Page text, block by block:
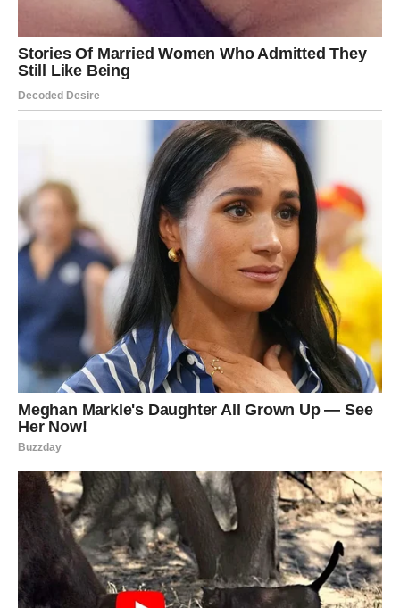
Poruka zvijezda
Vjerujte u lijepe promjene.
ŠKORPIJA
Novo poglavlje
Jedno teško poglavlje ostaje iza vas. Pred vama su
mnogo vedriji i srećniji dani.
Poruka zvijezda
Ostavite prošlost tamo gdje pripada.